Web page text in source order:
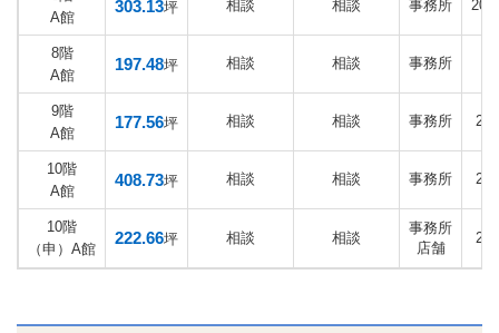
A館
303.13坪 相談 相談 事務所
8階
A館
197.48坪 相談 相談 事務所
9階
A館
177.56坪 相談 相談 事務所
10階
A館
408.73坪 相談 相談 事務所
10階
（申）A館
222.66坪 相談 相談
事務所
店舗